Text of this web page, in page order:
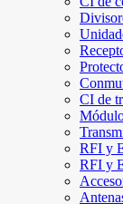
CI de
RFI y
RFI y